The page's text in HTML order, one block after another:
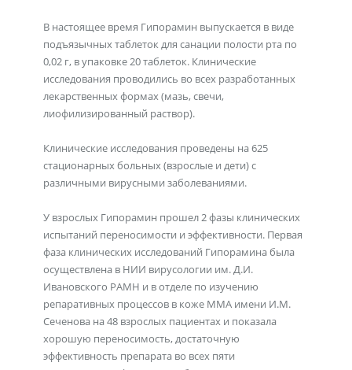
В настоящее время Гипорамин выпускается в виде
подъязычных таблеток для санации полости рта по
0,02 г, в упаковке 20 таблеток. Клинические
исследования проводились во всех разработанных
лекарственных формах (мазь, свечи,
лиофилизированный раствор).
Клинические исследования проведены на 625
стационарных больных (взрослые и дети) с
различными вирусными заболеваниями.
У взрослых Гипорамин прошел 2 фазы клинических
испытаний переносимости и эффективности. Первая
фаза клинических исследований Гипорамина была
осуществлена в НИИ вирусологии им. Д.И.
Ивановского РАМН и в отделе по изучению
репаративных процессов в коже ММА имени И.М.
Сеченова на 48 взрослых пациентах и показала
хорошую переносимость, достаточную
эффективность препарата во всех пяти